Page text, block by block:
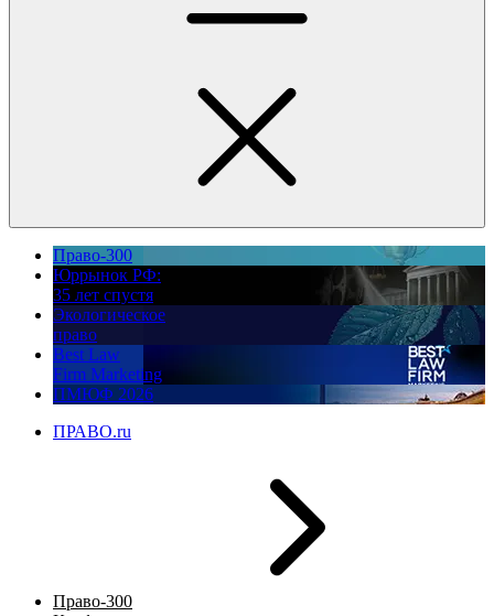
Право-300
Юррынок РФ:
35 лет спустя
Экологическое
право
Best Law
Firm Marketing
ПМЮФ 2026
ПРАВО.ru
Право-300